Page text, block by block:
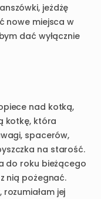
​,​ jeżdżę
nowe miejsca w
dać wyłącznie
nad kotką​,​
kotkę​,​ która
​,​ spacerów​,​
na starość.
do roku bieżącego
z nią pożegnać.
​,​ rozumiałam jej